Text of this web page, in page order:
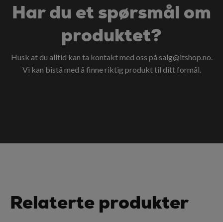
Har du et spørsmål om
produktet?
Husk at du alltid kan ta kontakt med oss på salg@itshop.no.
Vi kan bistå med å finne riktig produkt til ditt formål.
Relaterte produkter